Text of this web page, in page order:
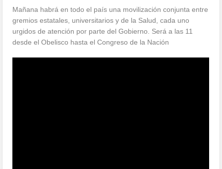
Mañana habrá en todo el país una movilización conjunta entre
gremios estatales, universitarios y de la Salud, cada uno
urgidos de atención por parte del Gobierno. Será a las 11
desde el Obelisco hasta el Congreso de la Nación